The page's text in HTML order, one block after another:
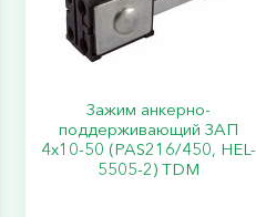
Зажим анкерно-
поддерживающий ЗАП
4х10-50 (PAS216/450, HEL-
5505-2) TDM